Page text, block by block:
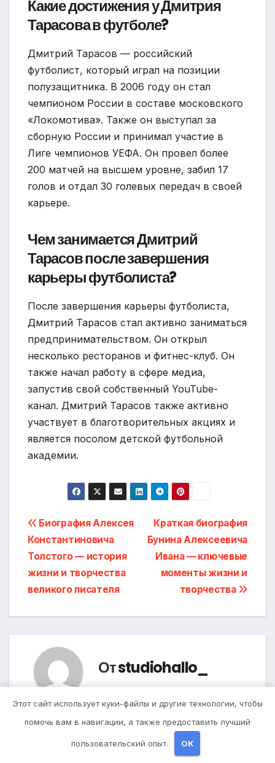
Какие достижения у Дмитрия
Тарасова в футболе?
Дмитрий Тарасов — российский
футболист, который играл на позиции
полузащитника. В 2006 году он стал
чемпионом России в составе московского
«Локомотива». Также он выступал за
сборную России и принимал участие в
Лиге чемпионов УЕФА. Он провел более
200 матчей на высшем уровне, забил 17
голов и отдал 30 голевых передач в своей
карьере.
Чем занимается Дмитрий
Тарасов после завершения
карьеры футболиста?
После завершения карьеры футболиста,
Дмитрий Тарасов стал активно заниматься
предпринимательством. Он открыл
несколько ресторанов и фитнес-клуб. Он
также начал работу в сфере медиа,
запустив свой собственный YouTube-
канал. Дмитрий Тарасов также активно
участвует в благотворительных акциях и
является посолом детской футбольной
академии.
Навигация
по
записям
Краткая биография
Бунина Алексеевича
Ивана — ключевые
моменты жизни и
творчества
Биография Алексея
Константиновича
Толстого — история
жизни и творчества
великого писателя
Отstudiohallo_
Похожая запись
Этот сайт использует куки-файлы и другие технологии, чтобы
помочь вам в навигации, а также предоставить лучший
пользовательский опыт. OK